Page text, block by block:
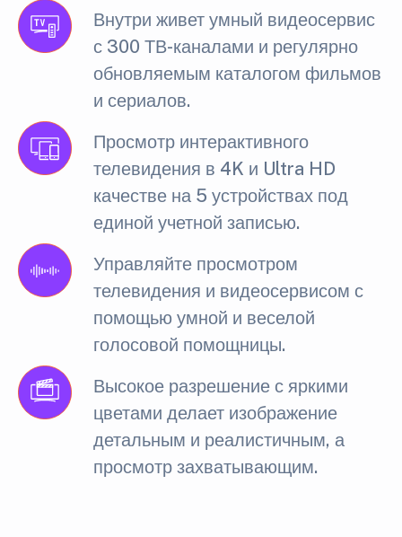
Внутри живет умный видеосервис
с 300 ТВ-каналами и регулярно
обновляемым каталогом фильмов
и сериалов.
Просмотр интерактивного
телевидения в 4K и Ultra HD
качестве на 5 устройствах под
единой учетной записью.
Управляйте просмотром
телевидения и видеосервисом с
помощью умной и веселой
голосовой помощницы.
Высокое разрешение с яркими
цветами делает изображение
детальным и реалистичным, а
просмотр захватывающим.